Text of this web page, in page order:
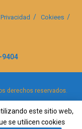
Cokiees
9404
derechos reservados.
este sitio web,
se utilicen cookies